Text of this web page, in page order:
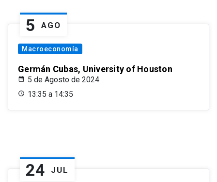
5 AGO
Macroeconomía
Germán Cubas, University of Houston
5 de Agosto de 2024
13:35 a 14:35
24 JUL